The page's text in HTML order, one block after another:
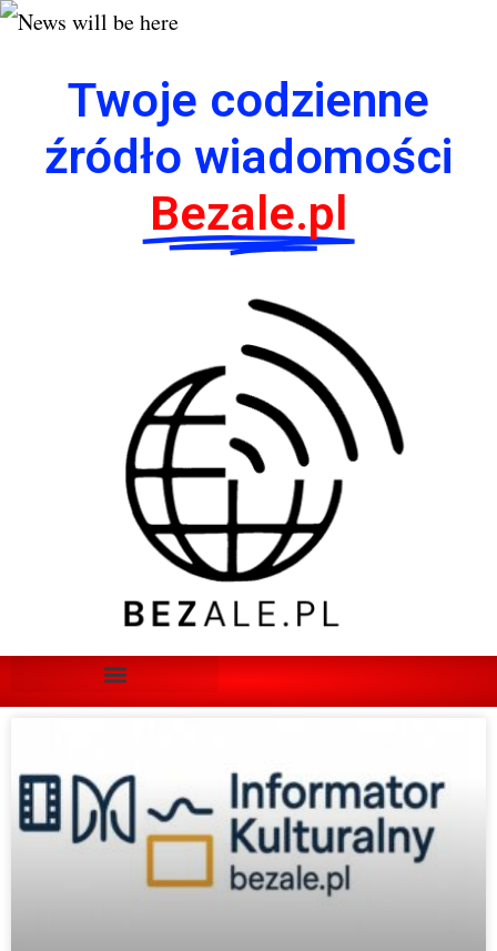
Twoje codzienne
źródło wiadomości
Bezale.pl